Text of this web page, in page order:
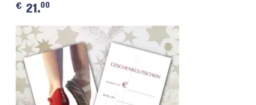
€ 21.00